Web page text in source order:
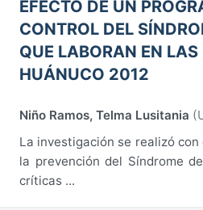
EFECTO DE UN
CONTROL DEL
QUE LABORAN EN
HUÁNUCO 2012
Niño Ramos, Telma Lusitania (
La investigación se realizó
la prevención del Síndrome
críticas ...